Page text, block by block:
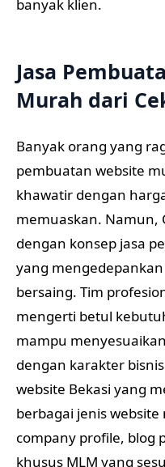
banyak klien.
Jasa
Murah dari
Banyak orang yang
pembuatan website
khawatir dengan
memuaskan. Namun,
dengan konsep jasa
yang
bersaing. Tim
mengerti betul
mampu
dengan karakter
website Bekasi yang
berbagai jenis
company profile, blog
khusus MLM yang